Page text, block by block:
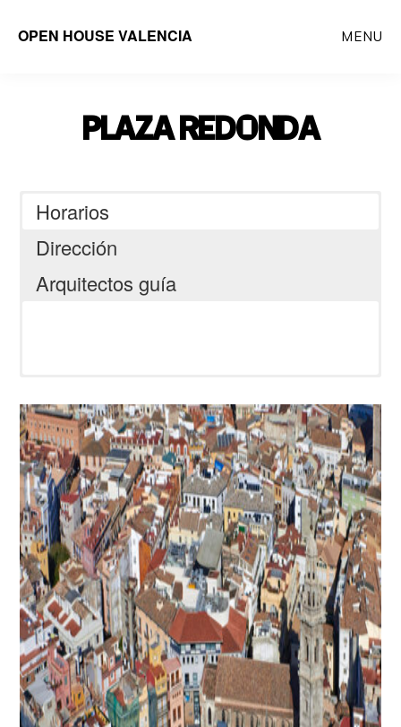
OPEN HOUSE VALENCIA MENU
PLAZA REDONDA
Horarios
Dirección
Arquitectos guía
España